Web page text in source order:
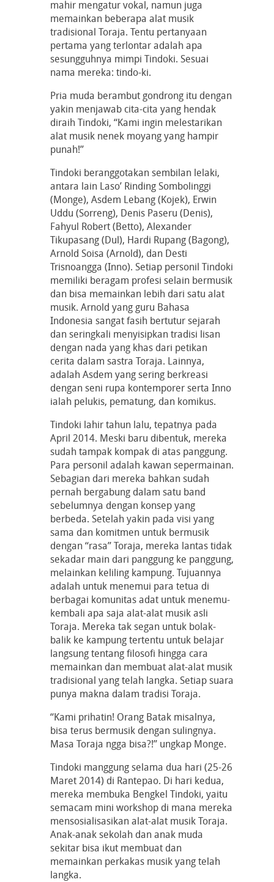
mahir mengatur vokal, namun juga
memainkan beberapa alat musik
tradisional Toraja. Tentu pertanyaan
pertama yang terlontar adalah apa
sesungguhnya mimpi Tindoki. Sesuai
nama mereka: tindo-ki.
Pria muda berambut gondrong itu dengan
yakin menjawab cita-cita yang hendak
diraih Tindoki, “Kami ingin melestarikan
alat musik nenek moyang yang hampir
punah!”
Tindoki beranggotakan sembilan lelaki,
antara lain Laso’ Rinding Sombolinggi
(Monge), Asdem Lebang (Kojek), Erwin
Uddu (Sorreng), Denis Paseru (Denis),
Fahyul Robert (Betto), Alexander
Tikupasang (Dul), Hardi Rupang (Bagong),
Arnold Soisa (Arnold), dan Desti
Trisnoangga (Inno). Setiap personil Tindoki
memiliki beragam profesi selain bermusik
dan bisa memainkan lebih dari satu alat
musik. Arnold yang guru Bahasa
Indonesia sangat fasih bertutur sejarah
dan seringkali menyisipkan tradisi lisan
dengan nada yang khas dari petikan
cerita dalam sastra Toraja. Lainnya,
adalah Asdem yang sering berkreasi
dengan seni rupa kontemporer serta Inno
ialah pelukis, pematung, dan komikus.
Tindoki lahir tahun lalu, tepatnya pada
April 2014. Meski baru dibentuk, mereka
sudah tampak kompak di atas panggung.
Para personil adalah kawan sepermainan.
Sebagian dari mereka bahkan sudah
pernah bergabung dalam satu band
sebelumnya dengan konsep yang
berbeda. Setelah yakin pada visi yang
sama dan komitmen untuk bermusik
dengan “rasa” Toraja, mereka lantas tidak
sekadar main dari panggung ke panggung,
melainkan keliling kampung. Tujuannya
adalah untuk menemui para tetua di
berbagai komunitas adat untuk menemu-
kembali apa saja alat-alat musik asli
Toraja. Mereka tak segan untuk bolak-
balik ke kampung tertentu untuk belajar
langsung tentang filosofi hingga cara
memainkan dan membuat alat-alat musik
tradisional yang telah langka. Setiap suara
punya makna dalam tradisi Toraja.
“Kami prihatin! Orang Batak misalnya,
bisa terus bermusik dengan sulingnya.
Masa Toraja ngga bisa?!” ungkap Monge.
Tindoki manggung selama dua hari (25-26
Maret 2014) di Rantepao. Di hari kedua,
mereka membuka Bengkel Tindoki, yaitu
semacam mini workshop di mana mereka
mensosialisasikan alat-alat musik Toraja.
Anak-anak sekolah dan anak muda
sekitar bisa ikut membuat dan
memainkan perkakas musik yang telah
langka.